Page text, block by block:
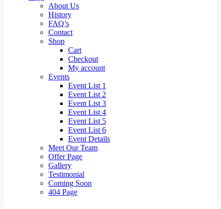
About Us
History
FAQ’s
Contact
Shop
Cart
Checkout
My account
Events
Event List 1
Event List 2
Event List 3
Event List 4
Event List 5
Event List 6
Event Details
Meet Our Team
Offer Page
Gallery
Testimonial
Coming Soon
404 Page